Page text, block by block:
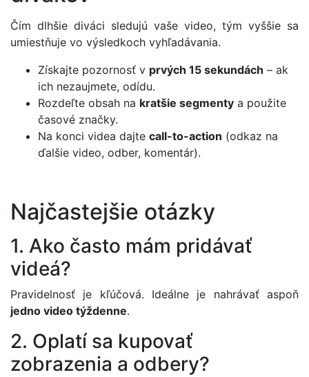
Čím dlhšie diváci sledujú vaše video, tým vyššie sa
umiestňuje vo výsledkoch vyhľadávania.
Získajte pozornosť v prvých 15 sekundách – ak
ich nezaujmete, odídu.
Rozdeľte obsah na kratšie segmenty a použite
časové značky.
Na konci videa dajte call-to-action (odkaz na
ďalšie video, odber, komentár).
Najčastejšie otázky
1. Ako často mám pridávať
videá?
Pravidelnosť je kľúčová. Ideálne je nahrávať aspoň
jedno video týždenne.
2. Oplatí sa kupovať
zobrazenia a odbery?